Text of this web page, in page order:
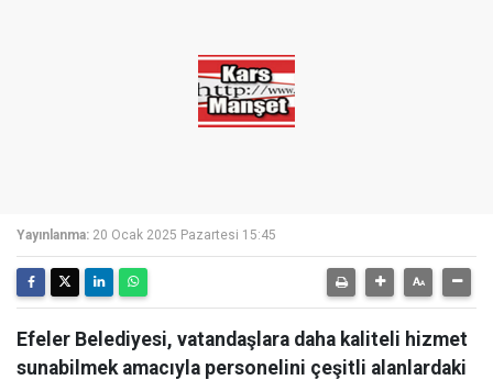
Yayınlanma: 20 Ocak 2025 Pazartesi 15:45
Efeler Belediyesi, vatandaşlara daha kaliteli hizmet
sunabilmek amacıyla personelini çeşitli alanlardaki